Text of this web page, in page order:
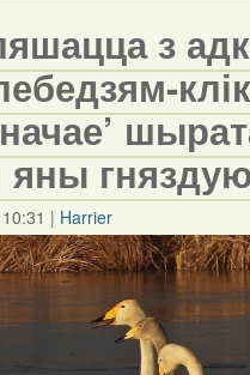
з
яны
| Harrier